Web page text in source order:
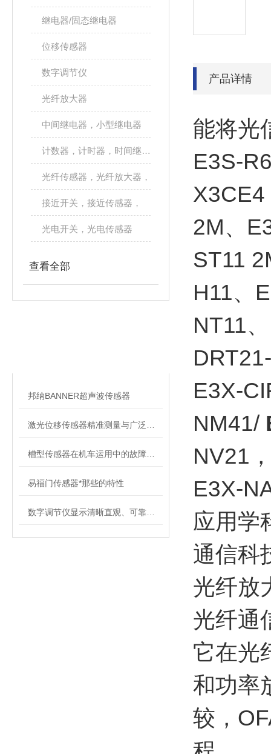
继电器/固态继电器
位移传感器
数字调节仪
光纤放大器
中间继电器，小型继电器
计数器，计时器，时间继电器
光纤传感器，光纤放大器，
接近开关，接近传感器，
光电开关，光电传感器
查看全部
邦纳BANNER超声波传感器
易福门传感器*那些的特性
产品详情
能将光
E3S-
X3CE4
2M、
ST11
H11、
NT11
E3X-
NM41/
NV21
E3X-
应用学
通信科
光纤放
光纤通
它在光
和功率
较，